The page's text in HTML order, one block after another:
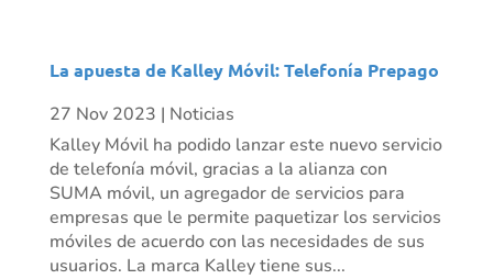
La apuesta de Kalley Móvil: Telefonía Prepago
27 Nov 2023 | Noticias
Kalley Móvil ha podido lanzar este nuevo servicio
de telefonía móvil, gracias a la alianza con
SUMA móvil, un agregador de servicios para
empresas que le permite paquetizar los servicios
móviles de acuerdo con las necesidades de sus
usuarios. La marca Kalley tiene sus...